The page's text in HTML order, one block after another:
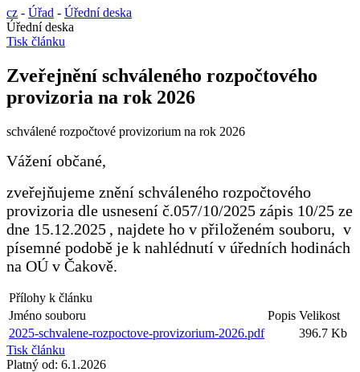
cz - Úřad - Úřední deska
Úřední deska
Tisk článku
Zveřejnění schváleného rozpočtového
provizoria na rok 2026
schválené rozpočtové provizorium na rok 2026
Vážení občané,
zveřejňujeme znění schváleného rozpočtového
provizoria dle usnesení č.057/10/2025 zápis 10/25 ze
dne 15.12.2025 , najdete ho v přiloženém souboru, v
písemné podobě je k nahlédnutí v úředních hodinách
na OÚ v Čakově.
Přílohy k článku
Jméno souboru
Popis Velikost
2025-schvalene-rozpoctove-provizorium-2026.pdf
396.7 Kb
Tisk článku
Platný od: 6.1.2026